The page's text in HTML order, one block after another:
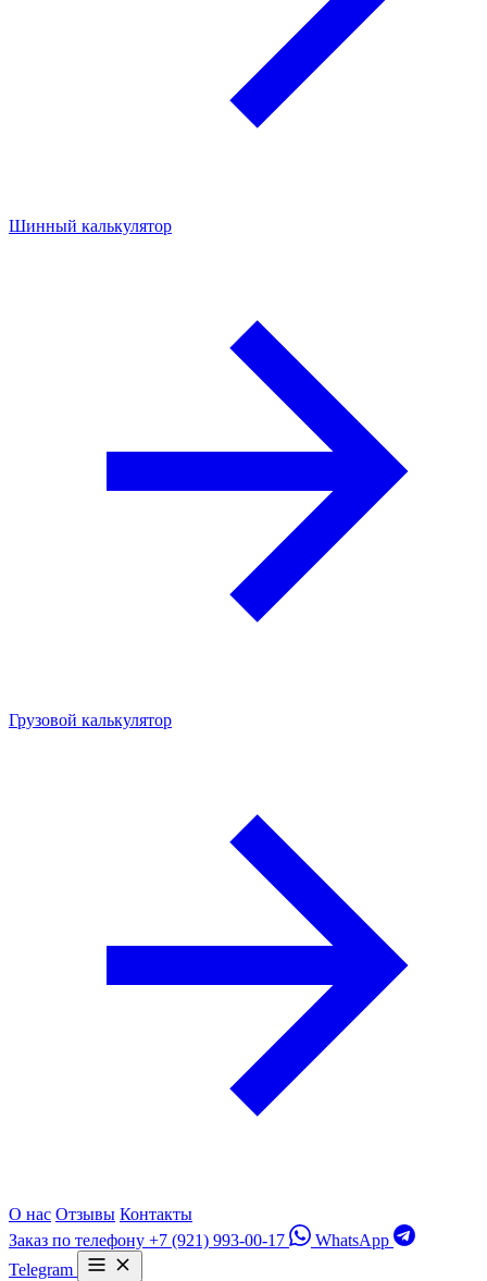
Шинный калькулятор
Грузовой калькулятор
О нас Отзывы Контакты
Заказ по телефону +7 (921) 993-00-17
WhatsApp
Telegram